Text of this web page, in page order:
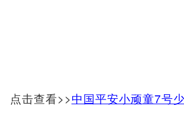
点击查看>>中国平安小顽童7号